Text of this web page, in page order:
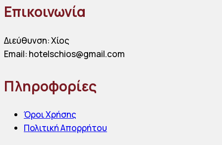
Επικοινωνία
Διεύθυνση: Χίος
Email: hotelschios@gmail.com
Πληροφορίες
Όροι Χρήσης
Πολιτική Απορρήτου